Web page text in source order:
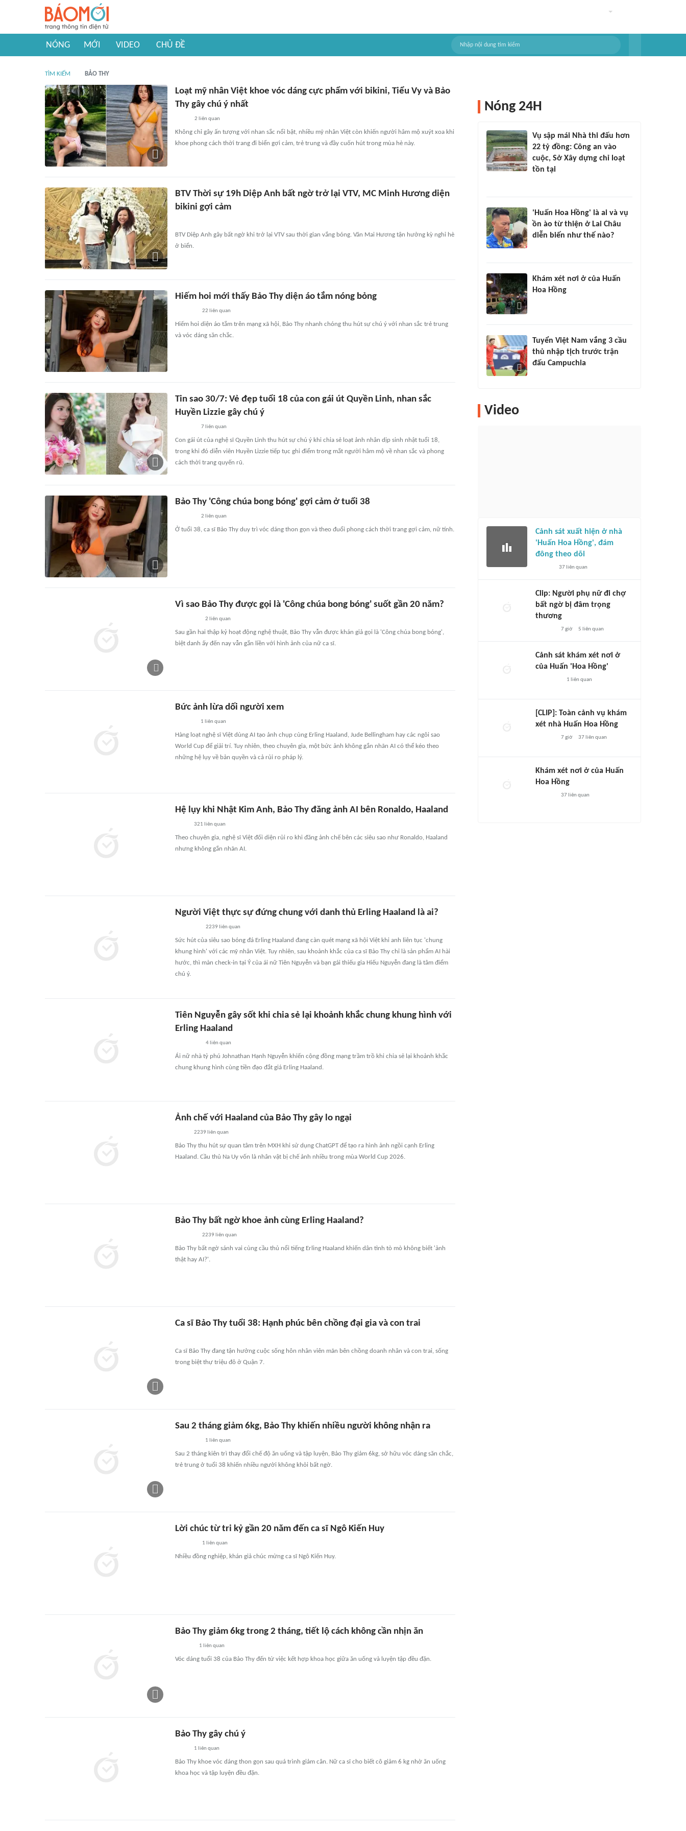
NÓNG MỚI VIDEO CHỦ ĐỀ
TÌM KIẾM BẢO THY
Loạt mỹ nhân Việt khoe vóc dáng cực phẩm với bikini, Tiểu Vy và Bảo
Thy gây chú ý nhất
2 liên quan
Không chỉ gây ấn tượng với nhan sắc nổi bật, nhiều mỹ nhân Việt còn khiến người hâm mộ xuýt xoa khi
khoe phong cách thời trang đi biển gợi cảm, trẻ trung và đầy cuốn hút trong mùa hè này.
BTV Thời sự 19h Diệp Anh bất ngờ trở lại VTV, MC Minh Hương diện
bikini gợi cảm
BTV Diệp Anh gây bất ngờ khi trở lại VTV sau thời gian vắng bóng. Văn Mai Hương tận hưởng kỳ nghỉ hè
ở biển.
Hiếm hoi mới thấy Bảo Thy diện áo tắm nóng bỏng
22 liên quan
Hiếm hoi diện áo tắm trên mạng xã hội, Bảo Thy nhanh chóng thu hút sự chú ý với nhan sắc trẻ trung
và vóc dáng săn chắc.
Tin sao 30/7: Vẻ đẹp tuổi 18 của con gái út Quyền Linh, nhan sắc
Huyền Lizzie gây chú ý
7 liên quan
Con gái út của nghệ sĩ Quyền Linh thu hút sự chú ý khi chia sẻ loạt ảnh nhân dịp sinh nhật tuổi 18,
trong khi đó diễn viên Huyền Lizzie tiếp tục ghi điểm trong mắt người hâm mộ về nhan sắc và phong
cách thời trang quyến rũ.
Bảo Thy 'Công chúa bong bóng' gợi cảm ở tuổi 38
2 liên quan
Ở tuổi 38, ca sĩ Bảo Thy duy trì vóc dáng thon gọn và theo đuổi phong cách thời trang gợi cảm, nữ tính.
Vì sao Bảo Thy được gọi là 'Công chúa bong bóng' suốt gần 20 năm?
2 liên quan
Sau gần hai thập kỷ hoạt động nghệ thuật, Bảo Thy vẫn được khán giả gọi là 'Công chúa bong bóng',
biệt danh ấy đến nay vẫn gắn liền với hình ảnh của nữ ca sĩ.
Bức ảnh lừa dối người xem
1 liên quan
Hàng loạt nghệ sĩ Việt dùng AI tạo ảnh chụp cùng Erling Haaland, Jude Bellingham hay các ngôi sao
World Cup để giải trí. Tuy nhiên, theo chuyên gia, một bức ảnh không gắn nhãn AI có thể kéo theo
những hệ lụy về bản quyền và cả rủi ro pháp lý.
Hệ lụy khi Nhật Kim Anh, Bảo Thy đăng ảnh AI bên Ronaldo, Haaland
321 liên quan
Theo chuyên gia, nghệ sĩ Việt đối diện rủi ro khi đăng ảnh chế bên các siêu sao như Ronaldo, Haaland
nhưng không gắn nhãn AI.
Người Việt thực sự đứng chung với danh thủ Erling Haaland là ai?
2239 liên quan
Sức hút của siêu sao bóng đá Erling Haaland đang càn quét mạng xã hội Việt khi anh liên tục 'chung
khung hình' với các mỹ nhân Việt. Tuy nhiên, sau khoảnh khắc của ca sĩ Bảo Thy chỉ là sản phẩm AI hài
hước, thì màn check-in tại Ý của ái nữ Tiên Nguyễn và bạn gái thiếu gia Hiếu Nguyễn đang là tâm điểm
chú ý.
Tiên Nguyễn gây sốt khi chia sẻ lại khoảnh khắc chung khung hình với
Erling Haaland
4 liên quan
Ái nữ nhà tỷ phú Johnathan Hạnh Nguyễn khiến cộng đồng mạng trầm trồ khi chia sẻ lại khoảnh khắc
chung khung hình cùng tiền đạo đắt giá Erling Haaland.
Ảnh chế với Haaland của Bảo Thy gây lo ngại
2239 liên quan
Bảo Thy thu hút sự quan tâm trên MXH khi sử dụng ChatGPT để tạo ra hình ảnh ngồi cạnh Erling
Haaland. Cầu thủ Na Uy vốn là nhân vật bị chế ảnh nhiều trong mùa World Cup 2026.
Bảo Thy bất ngờ khoe ảnh cùng Erling Haaland?
2239 liên quan
Bảo Thy bất ngờ sánh vai cùng cầu thủ nổi tiếng Erling Haaland khiến dân tình tò mò không biết 'ảnh
thật hay AI?'.
Ca sĩ Bảo Thy tuổi 38: Hạnh phúc bên chồng đại gia và con trai
Ca sĩ Bảo Thy đang tận hưởng cuộc sống hôn nhân viên mãn bên chồng doanh nhân và con trai, sống
trong biệt thự triệu đô ở Quận 7.
Sau 2 tháng giảm 6kg, Bảo Thy khiến nhiều người không nhận ra
1 liên quan
Sau 2 tháng kiên trì thay đổi chế độ ăn uống và tập luyện, Bảo Thy giảm 6kg, sở hữu vóc dáng săn chắc,
trẻ trung ở tuổi 38 khiến nhiều người không khỏi bất ngờ.
Lời chúc từ tri kỷ gần 20 năm đến ca sĩ Ngô Kiến Huy
1 liên quan
Nhiều đồng nghiệp, khán giả chúc mừng ca sĩ Ngô Kiến Huy.
Bảo Thy giảm 6kg trong 2 tháng, tiết lộ cách không cần nhịn ăn
1 liên quan
Vóc dáng tuổi 38 của Bảo Thy đến từ việc kết hợp khoa học giữa ăn uống và luyện tập đều đặn.
Bảo Thy gây chú ý
1 liên quan
Bảo Thy khoe vóc dáng thon gọn sau quá trình giảm cân. Nữ ca sĩ cho biết cô giảm 6 kg nhờ ăn uống
khoa học và tập luyện đều đặn.
Nóng 24H
Vụ sập mái Nhà thi đấu hơn
22 tỷ đồng: Công an vào
cuộc, Sở Xây dựng chỉ loạt
tồn tại
'Huấn Hoa Hồng' là ai và vụ
ồn ào từ thiện ở Lai Châu
diễn biến như thế nào?
Khám xét nơi ở của Huấn
Hoa Hồng
Tuyển Việt Nam vắng 3 cầu
thủ nhập tịch trước trận
đấu Campuchia
Video
Cảnh sát xuất hiện ở nhà
'Huấn Hoa Hồng', đám
đông theo dõi
37liên quan
Clip: Người phụ nữ đi chợ
bất ngờ bị đâm trọng
thương
7 giờ 5 liên quan
Cảnh sát khám xét nơi ở
của Huấn 'Hoa Hồng'
1 liên quan
[CLIP]: Toàn cảnh vụ khám
xét nhà Huấn Hoa Hồng
7 giờ 37liên quan
Khám xét nơi ở của Huấn
Hoa Hồng
37liên quan